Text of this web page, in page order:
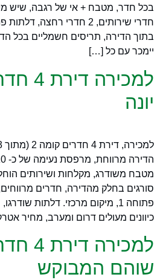
בתוך הדירה, תריסים חשמליים בכל
יימכר עם כל […]
יונה
מטבח משודרג, מקלחות ושירותים
סורגים בחלק מהדירה, חדרים
פתוחה 1, מיקום מרכזי. דלתות
כיוונים מעולים דרום ומערב, מחיר
שוהם המבוקש